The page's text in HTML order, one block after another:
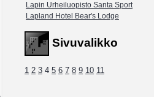
Lapin Urheiluopisto Santa Sport
Lapland Hotel Bear's Lodge
Sivuvalikko
1 2 3 4 5 6 7 8 9 10 11